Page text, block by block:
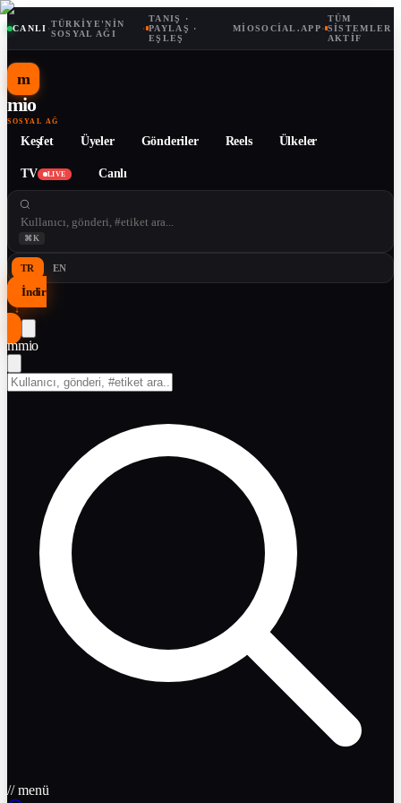
CANLI ·TÜRKIYE'NIN
SOSYAL AĞI
·
TANIŞ ·
PAYLAŞ ·
EŞLEŞ
MIOSOCIAL.APP·
TÜM
SISTEMLER
AKTIF
m
mio
SOSYAL AĞ
Keşfet Üyeler Gönderiler Reels Ülkeler
TV LIVE Canlı
⌘K
TR EN
İndir
↓
mmio
// menü